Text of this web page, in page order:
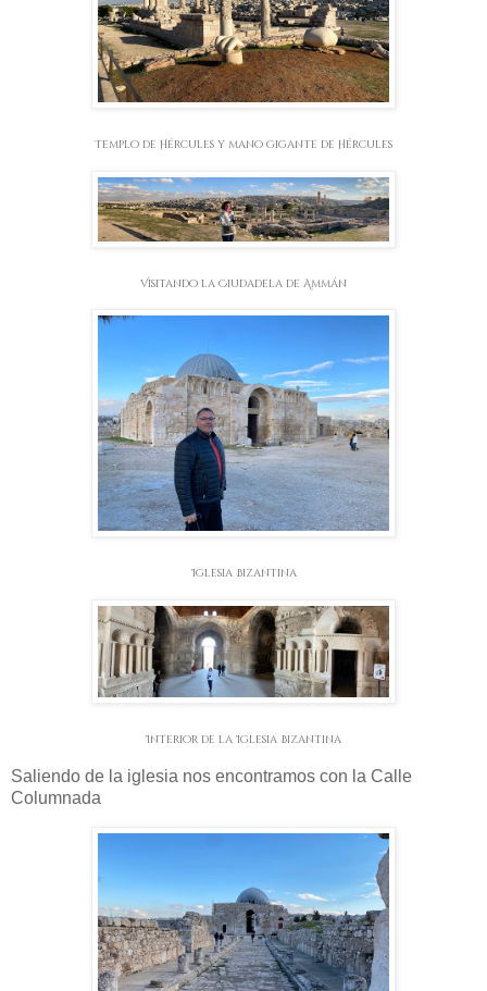
Templo de Hércules y mano gigante de Hércules
Visitando la Ciudadela de Ammán
Iglesia Bizantina
Interior de la Iglesia Bizantina
Saliendo de la iglesia nos encontramos con la Calle
Columnada